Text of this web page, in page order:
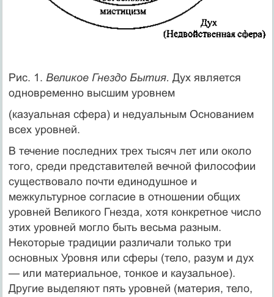
Рис. 1. Великое Гнездо Бытия. Дух является
одновременно высшим уровнем
(казуальная сфера) и недуальным Основанием
всех уровней.
В течение последних трех тысяч лет или около
того, среди представителей вечной философии
существовало почти единодушное и
межкультурное согласие в отношении общих
уровней Великого Гнезда, хотя конкретное число
этих уровней могло быть весьма разным.
Некоторые традиции различали только три
основных Уровня или сферы (тело, разум и дух
— или материальное, тонкое и каузальное).
Другие выделяют пять уровней (материя, тело,